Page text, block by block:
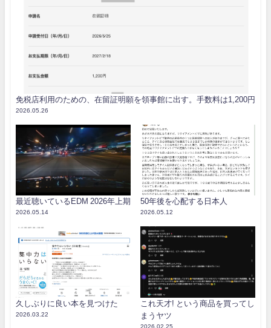
免税店利用のための、在留証明願を領事館に出す。手数料は1,200円
2026.05.26
最近聴いているEDM 2026年上期
2026.05.14
50年後を心配する日本人
2026.05.12
久しぶりに良い本を見つけた
2026.03.22
これ天才! という商品を買ってし
まうヤツ
2026.02.25